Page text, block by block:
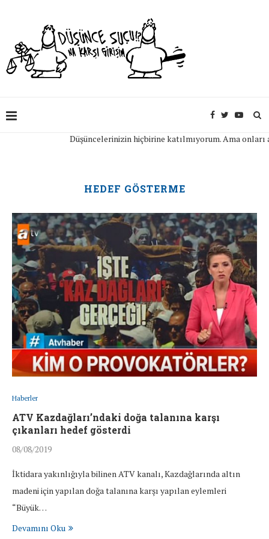
Düşüncelerinizin hiçbirine katılmıyorum. Ama onları
HEDEF GÖSTERME
Haberler
ATV Kazdağları’ndaki doğa talanına karşı
çıkanları hedef gösterdi
08/08/2019
İktidara yakınlığıyla bilinen ATV kanalı, Kazdağlarında altın
madeni için yapılan doğa talanına karşı yapılan eylemleri
“Büyük…
Devamını Oku